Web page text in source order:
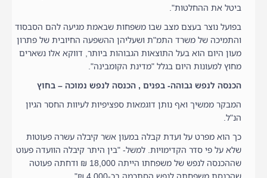
ביטל את ההחלטות".
בפועל נוצר בעצם מצב שבו משפחות שבאמת מגיעה להם הסבסוד
והתמיכה של משרד התמ"ת ושעליהן ההשפעה החיובית של פתרון
מעון היום הוא בעל התוצאות הגבוהות ביותר, דווקא אלו נשארים
מחוץ למעונות היום בגלל "מדינת הקומבינה".
הכנסה לנפש גבוהה- בפנים , הכנסה לנפש נמוכה – בחוץ
המבקר ממשיך ואף נותן דוגמאות ספציפיות לעיוות החסר הגיון
הנ"ל.
כך הוא מפרט על ועדת קבלה במעון אשר קיבלה עשרה פעוטות
שלא על פי סדר הקדימויות. למשל- "בין היתר קיבלה הוועדה פעוט
שההכנסה לנפש של משפחתו הייתה 18,000 ₪ ודחתה פעוטה